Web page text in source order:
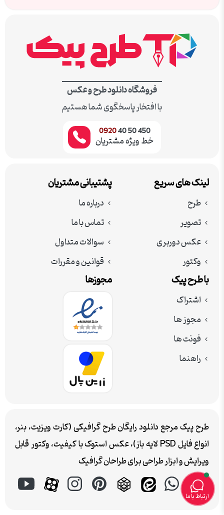
فروشگاه دانلود طرح و عکس
با افتخار پاسخگوی شما هستیم
450 50 40
0920
خط ویژه مشتریان
لینک های سریع
طرح
تصویر
عکس دوربری
وکتور
پشتیبانی مشتریان
درباره ما
تماس با ما
سوالات متداول
قوانین و مقررات
با طرح پیک
اشتراک
مجوز ها
فونت ها
راهنما
مجوزها
طرح پیک مرجع دانلود رایگان طرح گرافیکی (کارت ویزیت، بنر،
انواع فایل PSD لایه باز)، عکس استوک با کیفیت، وکتور قابل
ویرایش و ابزار طراحی برای طراحان گرافیک
ارتباط با ما